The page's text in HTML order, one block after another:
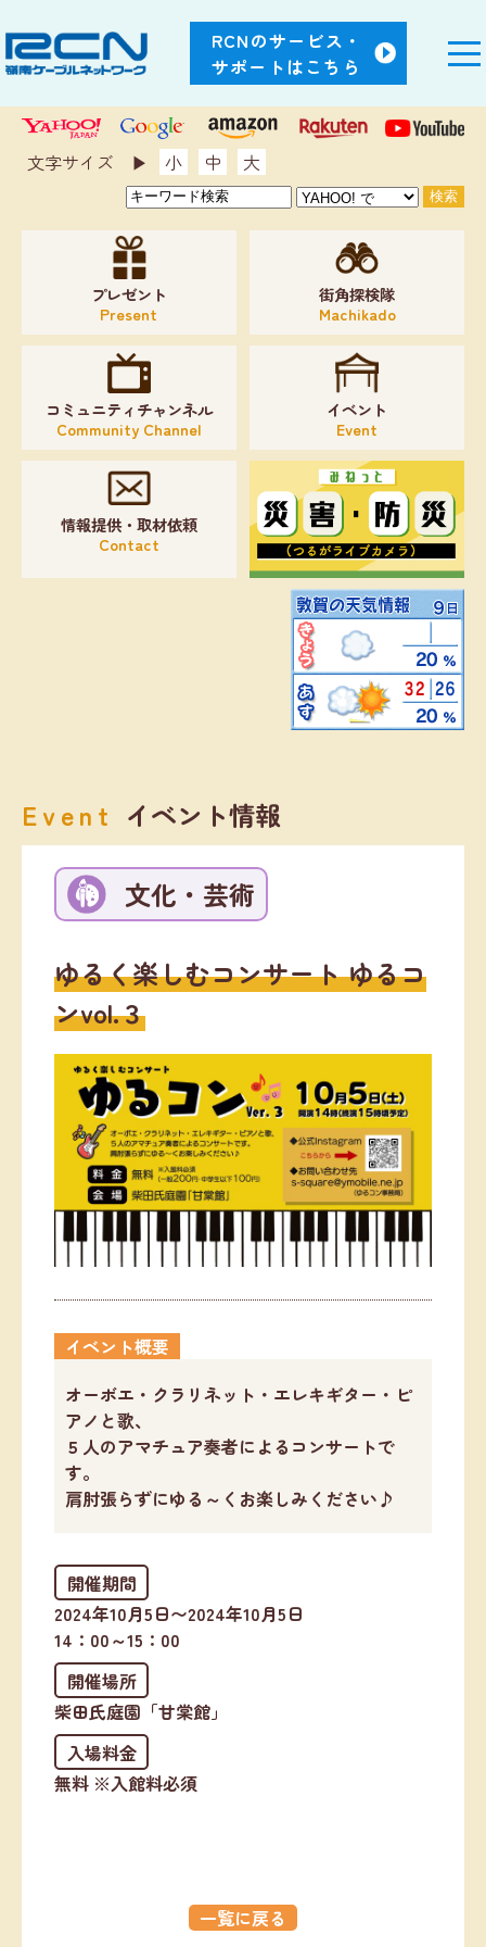
RCNのサービス・
サポートはこちら
文字サイズ ▶︎ 小 中 大
プレゼント
Present
街角探検隊
Machikado
コミュニティチャンネル
Community Channel
イベント
Event
情報提供・取材依頼
Contact
Event イベント情報
文化・芸術
ゆるく楽しむコンサート ゆるコ
ンvol.３
イベント概要
オーボエ・クラリネット・エレキギター・ピ
アノと歌、
５人のアマチュア奏者によるコンサートで
す。
肩肘張らずにゆる～くお楽しみください♪
開催期間
2024年10月5日〜2024年10月5日
14：00～15：00
開催場所
柴田氏庭園「甘棠館」
入場料金
無料 ※入館料必須
一覧に戻る